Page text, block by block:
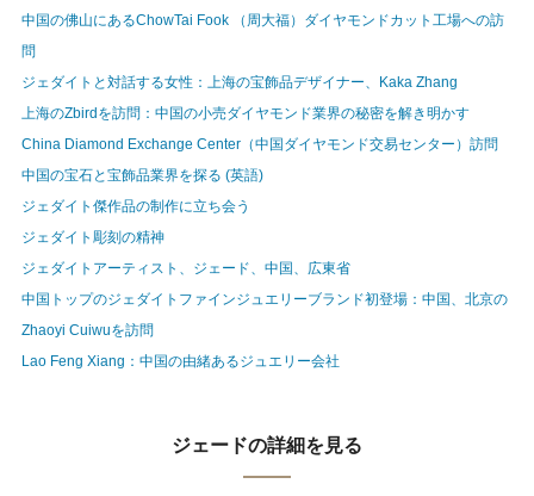
中国の佛山にあるChowTai Fook （周大福）ダイヤモンドカット工場への訪
問
ジェダイトと対話する女性：上海の宝飾品デザイナー、Kaka Zhang
上海のZbirdを訪問：中国の小売ダイヤモンド業界の秘密を解き明かす
China Diamond Exchange Center（中国ダイヤモンド交易センター）訪問
中国の宝石と宝飾品業界を探る (英語)
ジェダイト傑作品の制作に立ち会う
ジェダイト彫刻の精神
ジェダイトアーティスト、ジェード、中国、広東省
中国トップのジェダイトファインジュエリーブランド初登場：中国、北京の
Zhaoyi Cuiwuを訪問
Lao Feng Xiang：中国の由緒あるジュエリー会社
ジェードの詳細を見る